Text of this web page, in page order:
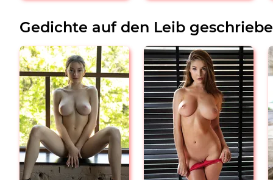
Gedichte auf den Leib